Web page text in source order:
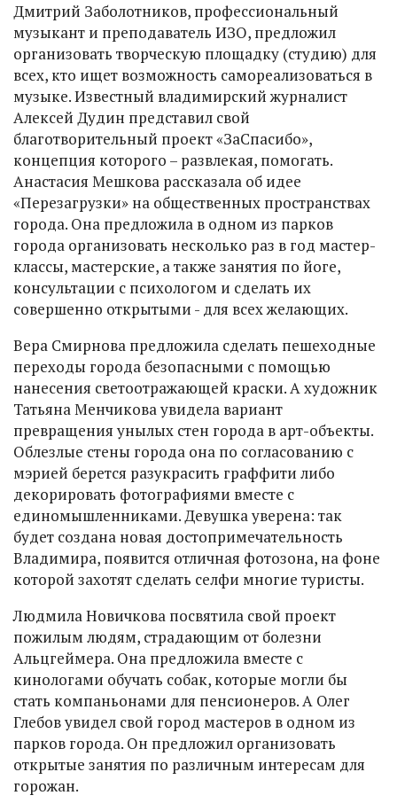
Дмитрий Заболотников, профессиональный
музыкант и преподаватель ИЗО, предложил
организовать творческую площадку (студию) для
всех, кто ищет возможность самореализоваться в
музыке. Известный владимирский журналист
Алексей Дудин представил свой
благотворительный проект «ЗаСпасибо»,
концепция которого – развлекая, помогать.
Анастасия Мешкова рассказала об идее
«Перезагрузки» на общественных пространствах
города. Она предложила в одном из парков
города организовать несколько раз в год мастер-
классы, мастерские, а также занятия по йоге,
консультации с психологом и сделать их
совершенно открытыми - для всех желающих.
Вера Смирнова предложила сделать пешеходные
переходы города безопасными с помощью
нанесения светоотражающей краски. А художник
Татьяна Менчикова увидела вариант
превращения унылых стен города в арт-объекты.
Облезлые стены города она по согласованию с
мэрией берется разукрасить граффити либо
декорировать фотографиями вместе с
единомышленниками. Девушка уверена: так
будет создана новая достопримечательность
Владимира, появится отличная фотозона, на фоне
которой захотят сделать селфи многие туристы.
Людмила Новичкова посвятила свой проект
пожилым людям, страдающим от болезни
Альцгеймера. Она предложила вместе с
кинологами обучать собак, которые могли бы
стать компаньонами для пенсионеров. А Олег
Глебов увидел свой город мастеров в одном из
парков города. Он предложил организовать
открытые занятия по различным интересам для
горожан.